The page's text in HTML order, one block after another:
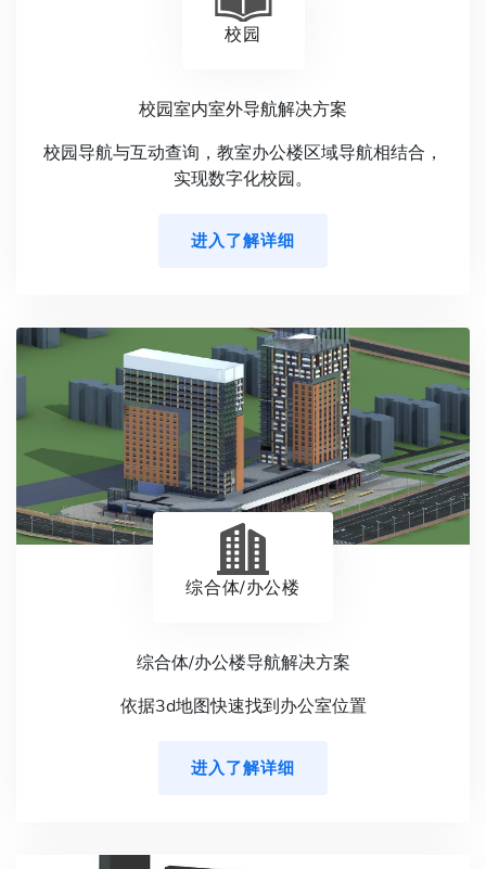
校园
校园室内室外导航解决方案
校园导航与互动查询，教室办公楼区域导航相结合，
实现数字化校园。
进入了解详细
综合体/办公楼
综合体/办公楼导航解决方案
依据3d地图快速找到办公室位置
进入了解详细